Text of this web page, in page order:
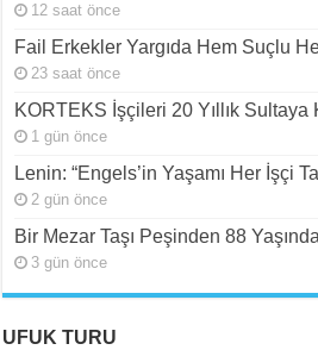
12 saat önce
Fail Erkekler Yargıda Hem Suçlu
23 saat önce
KORTEKS İşçileri 20 Yıllık Sultaya
1 gün önce
Lenin: “Engels’in Yaşamı Her İşçi
2 gün önce
Bir Mezar Taşı Peşinden 88
3 gün önce
UFUK TURU